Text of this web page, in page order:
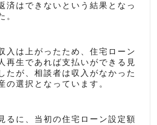
済はできないという結果となっ
。
入は上がったため、住宅ローン
再生であれば支払いができる見
たが、相談者は収入がなかった
の選択となっています。
るに、当初の住宅ローン設定額